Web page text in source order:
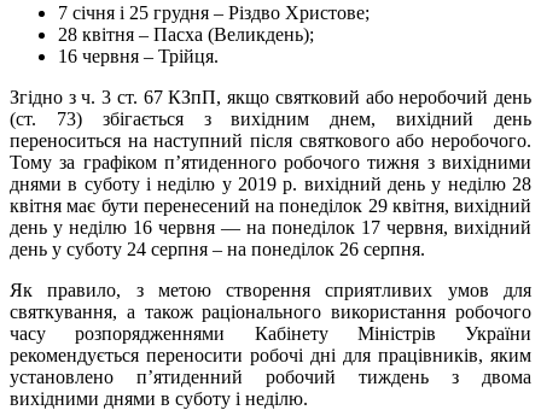
7 січня і 25 грудня – Різдво Христове;
28 квітня – Пасха (Великдень);
16 червня – Трійця.
Згідно з ч. 3 ст. 67 КЗпП, якщо святковий або неробочий день
(ст. 73) збігається з вихідним днем, вихідний день
переноситься на наступний після святкового або неробочого.
Тому за графіком п’ятиденного робочого тижня з вихідними
днями в суботу і неділю у 2019 р. вихідний день у неділю 28
квітня має бути перенесений на понеділок 29 квітня, вихідний
день у неділю 16 червня — на понеділок 17 червня, вихідний
день у суботу 24 серпня – на понеділок 26 серпня.
Як правило, з метою створення сприятливих умов для
святкування, а також раціонального використання робочого
часу розпорядженнями Кабінету Міністрів України
рекомендується переносити робочі дні для працівників, яким
установлено п’ятиденний робочий тиждень з двома
вихідними днями в суботу і неділю.